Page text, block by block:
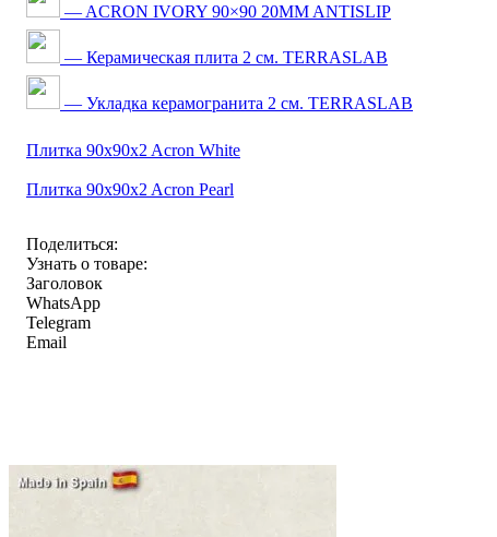
— ACRON IVORY 90×90 20MM ANTISLIP
— Керамическая плита 2 см. TERRASLAB
— Укладка керамогранита 2 см. TERRASLAB
Плитка 90x90x2 Acron White
Плитка 90x90x2 Acron Pearl
Поделиться:
Узнать о товаре:
Заголовок
WhatsApp
Telegram
Email